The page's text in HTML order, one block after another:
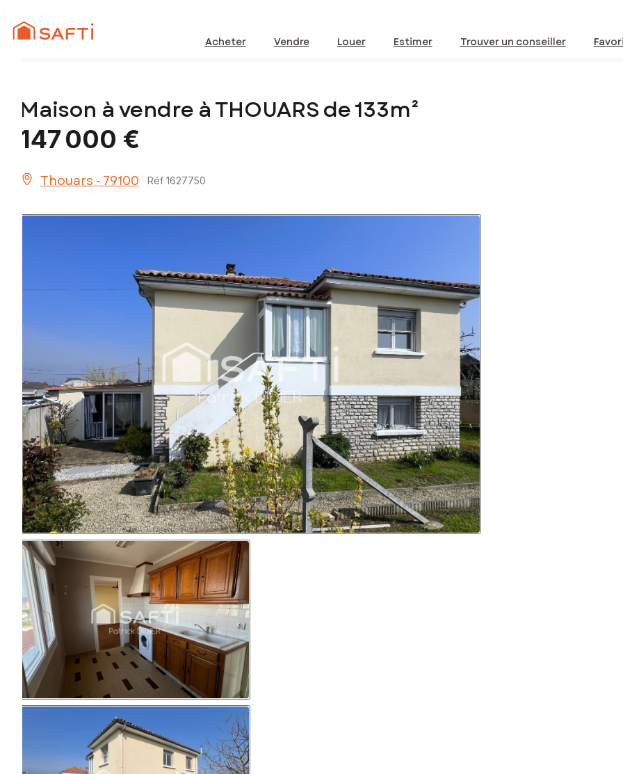
Acheter Vendre Louer Estimer Trouver un conseiller
Maison à vendre à THOUARS de 133m²
147 000 €
Thouars - 79100 Réf 1627750